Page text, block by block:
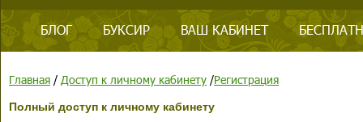
БЛОГ БУКСИР ВАШ КАБИНЕТ
Главная / Доступ к личному кабинету /Регистрация
Полный доступ к личному кабинету